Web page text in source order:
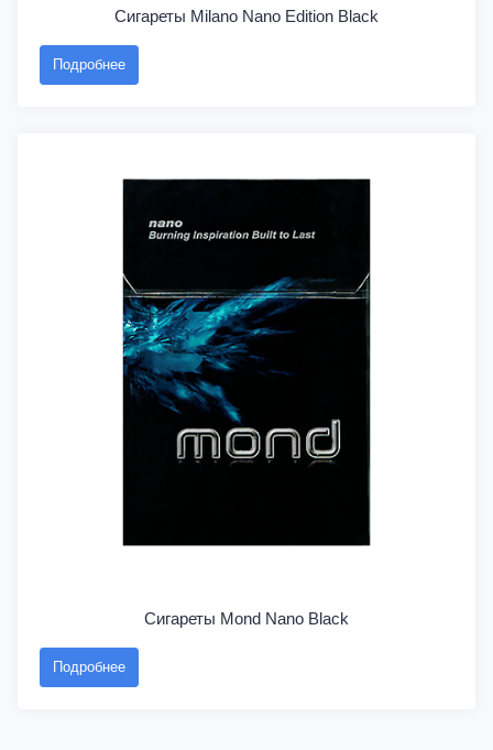
Сигареты Milano Nano Edition Black
Подробнее
Сигареты Mond Nano Black
Подробнее